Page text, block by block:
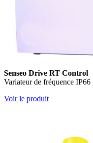
Senseo Drive RT Control
Variateur de fréquence
Voir le produit